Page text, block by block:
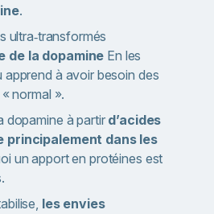
.
ultra‑transformés
de la dopamine En les
à avoir besoin des
normal ».
dopamine à partird’acides
principalement dans les
un apport en protéines est
les envies